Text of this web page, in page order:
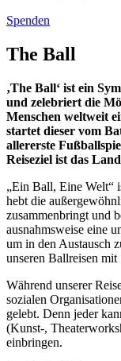
Spenden
The Ball
‚The Ball‘ ist ein
und zelebriert die
Menschen weltweit
startet dieser vom
allererste
Reiseziel ist das
„Ein Ball, Eine Welt“
hebt die
zusammenbringt und
ausnahmsweise eine
um in den Austausch
unseren Ballreisen mit
Während unserer
sozialen
gelebt. Denn jeder
(Kunst-,
einbringen.